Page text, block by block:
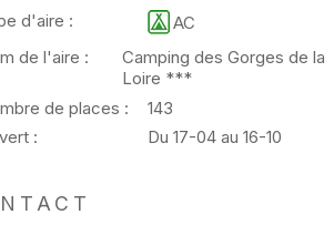
d'aire :
AC
de l'aire :
Camping des Gorges de la
Loire ***
de places :
143
:
Du 17-04 au 16-10